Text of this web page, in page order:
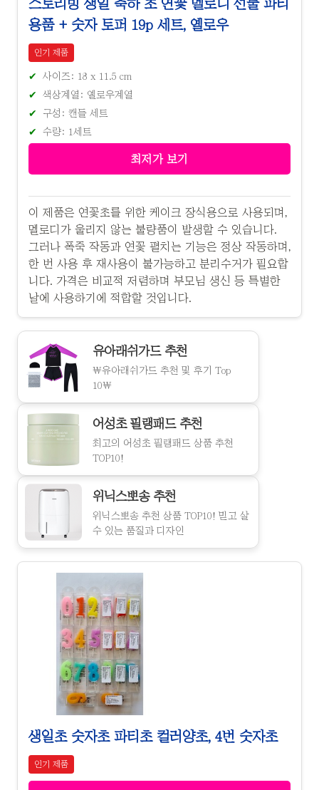
스토리빙 생일 축하 초 연꽃 멜로디 선물 파티
용품 + 숫자 토퍼 19p 세트, 옐로우
인기 제품
사이즈: 18 x 11.5 cm
색상계열: 옐로우계열
구성: 캔들 세트
수량: 1세트
최저가 보기
이 제품은 연꽃초를 위한 케이크 장식용으로 사용되며,
멜로디가 울리지 않는 불량품이 발생할 수 있습니다.
그러나 폭죽 작동과 연꽃 펼치는 기능은 정상 작동하며,
한 번 사용 후 재사용이 불가능하고 분리수거가 필요합
니다. 가격은 비교적 저렴하며 부모님 생신 등 특별한
날에 사용하기에 적합할 것입니다.
유아래쉬가드 추천
\유아래쉬가드 추천 및 후기 Top
10\
어성초 필랭패드 추천
최고의 어성초 필랭패드 상품 추천
TOP10!
위닉스뽀송 추천
위닉스뽀송 추천 상품 TOP10! 믿고 살
수 있는 품질과 디자인
생일초 숫자초 파티초 컬러양초, 4번 숫자초
인기 제품